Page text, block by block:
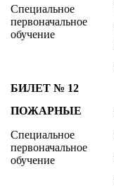
Специальное
первоначальное
обучение
БИЛЕТ № 12
ПОЖАРНЫЕ
Специальное
первоначальное
обучение